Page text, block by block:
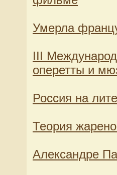
Умерла
III
оперетты и
Россия на
Теория
Александре